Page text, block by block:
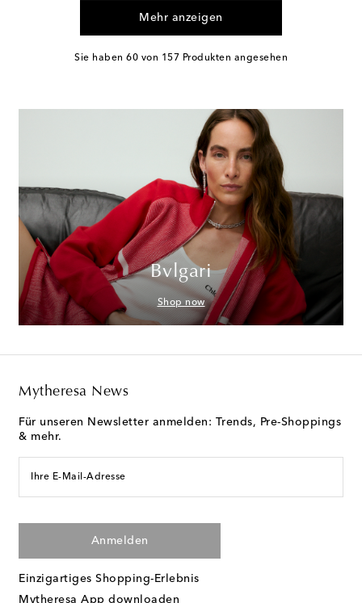
Mehr anzeigen
Sie haben 60 von 157 Produkten angesehen
Bvlgari
Shop now
Mytheresa News
Für unseren Newsletter anmelden: Trends, Pre-Shoppings
& mehr.
Ihre E-Mail-Adresse
Anmelden
Einzigartiges Shopping-Erlebnis
Mytheresa App downloaden